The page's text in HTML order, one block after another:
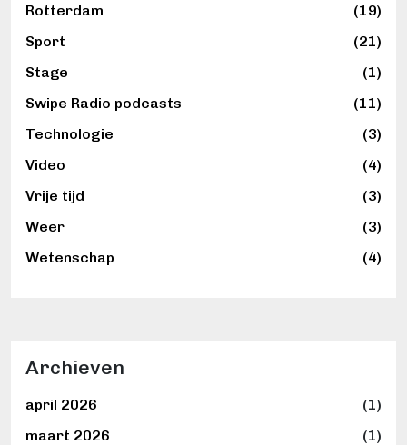
Rotterdam
(19)
Sport
(21)
Stage
(1)
Swipe Radio podcasts
(11)
Technologie
(3)
Video
(4)
Vrije tijd
(3)
Weer
(3)
Wetenschap
(4)
Archieven
april 2026
(1)
maart 2026
(1)